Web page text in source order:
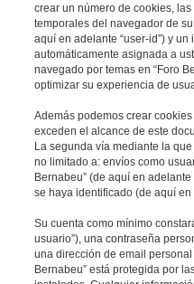
crear un número de cookies,
temporales del navegador de
aquí en adelante “user-id”) y
automáticamente asignada a
navegado por temas en “Foro
optimizar su experiencia de
Además podemos crear
exceden el alcance de este
La segunda vía mediante la
no limitado a: envíos como
Bernabeu” (de aquí en
se haya identificado (de aquí en
Su cuenta como mínimo
usuario”), una contraseña
una dirección de email
Bernabeu” está protegida por